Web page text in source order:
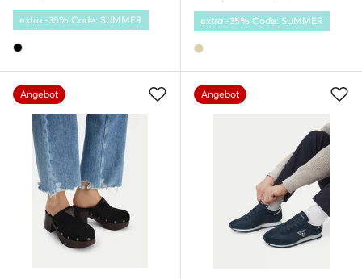
extra -35% Code: SUMMER extra -35% Code: SUMMER
Angebot Angebot